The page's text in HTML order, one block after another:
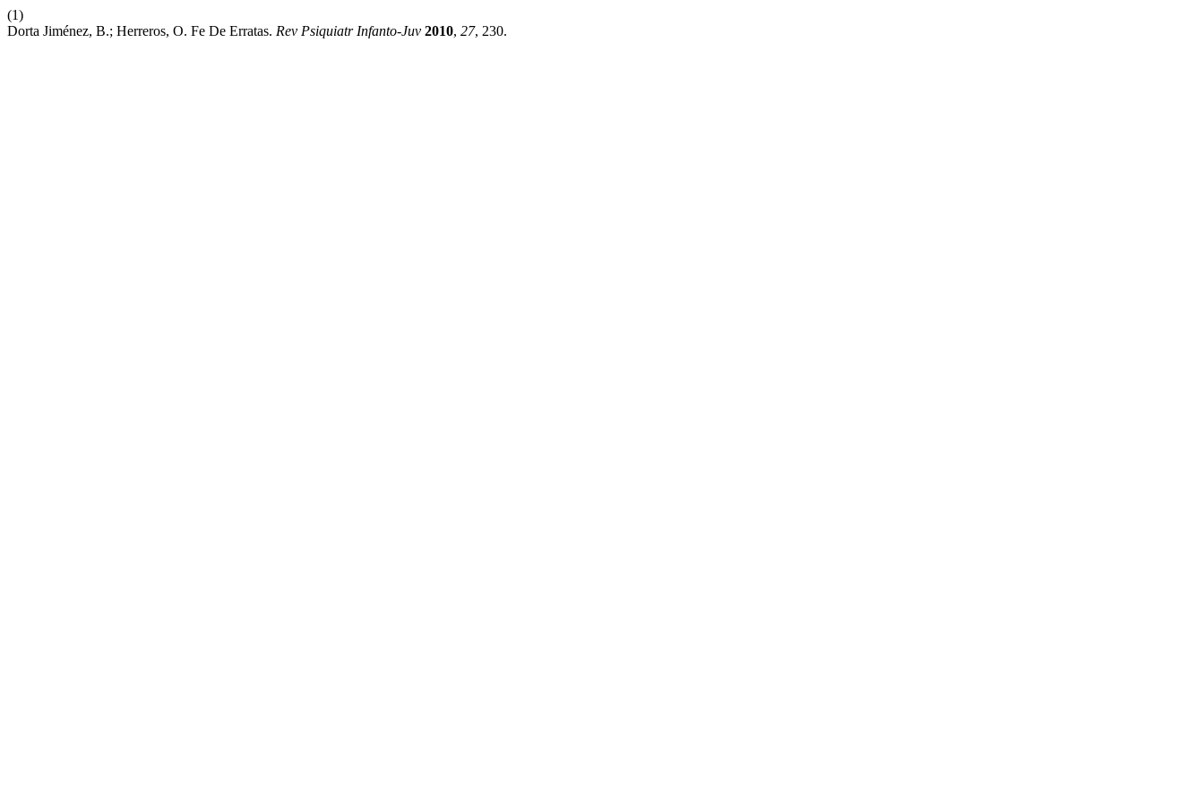
(1)
Dorta Jiménez, B.; Herreros, O. Fe De Erratas. Rev Psiquiatr Infanto-Juv 2010, 27, 230.